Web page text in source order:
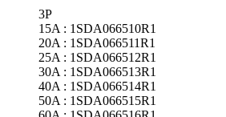
3P
15A : 1SDA066510R1
20A : 1SDA066511R1
25A : 1SDA066512R1
30A : 1SDA066513R1
40A : 1SDA066514R1
50A : 1SDA066515R1